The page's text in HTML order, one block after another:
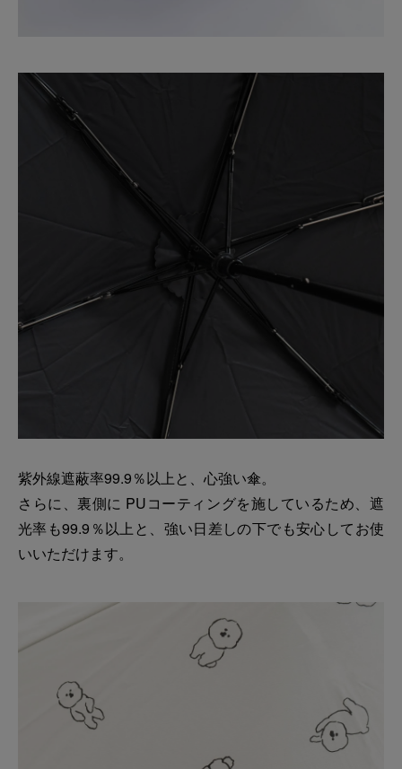
紫外線遮蔽率99.9％以上と、心強い傘。
さらに、裏側に PUコーティングを施しているため、遮
光率も99.9％以上と、強い日差しの下でも安心してお使
いいただけます。